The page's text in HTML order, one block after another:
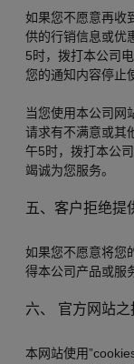
如果您不愿意再收
供的行销信息或优
5时，拨打本公司
您的通知内容停止
当您使用本公司网
请求有不满意或其
午5时，拨打本公
竭诚为您服务。
五、客户拒绝提
如果您不愿意将您
得本公司产品或服
六、 官方网站之
本网站使用